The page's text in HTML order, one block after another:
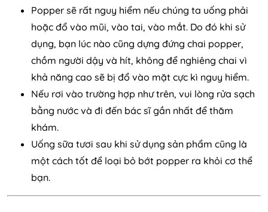
Popper sẽ rất nguy hiểm nếu chúng ta uống phải
hoặc đổ vào mũi, vào tai, vào mắt. Do đó khi sử
dụng, bạn lúc nào cũng dựng đứng chai popper,
chồm người dậy và hít, không để nghiêng chai vì
khả năng cao sẽ bị đổ vào mặt cực kì nguy hiểm.
Nếu rơi vào trường hợp như trên, vui lòng rửa sạch
bằng nước và đi đến bác sĩ gần nhất để thăm
khám.
Uống sữa tươi sau khi sử dụng sản phẩm cũng là
một cách tốt để loại bỏ bớt popper ra khỏi cơ thể
bạn.